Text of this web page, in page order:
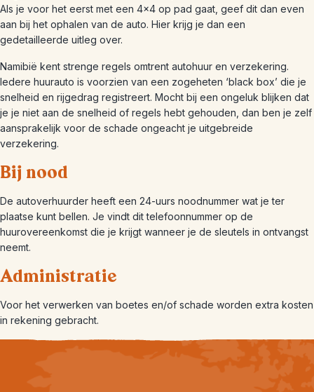
Als je voor het eerst met een 4×4 op pad gaat, geef dit dan even
aan bij het ophalen van de auto. Hier krijg je dan een
gedetailleerde uitleg over.
Namibië kent strenge regels omtrent autohuur en verzekering.
Iedere huurauto is voorzien van een zogeheten ‘black box’ die je
snelheid en rijgedrag registreert. Mocht bij een ongeluk blijken dat
je je niet aan de snelheid of regels hebt gehouden, dan ben je zelf
aansprakelijk voor de schade ongeacht je uitgebreide
verzekering.
Bij nood
De autoverhuurder heeft een 24-uurs noodnummer wat je ter
plaatse kunt bellen. Je vindt dit telefoonnummer op de
huurovereenkomst die je krijgt wanneer je de sleutels in ontvangst
neemt.
Administratie
Voor het verwerken van boetes en/of schade worden extra kosten
in rekening gebracht.